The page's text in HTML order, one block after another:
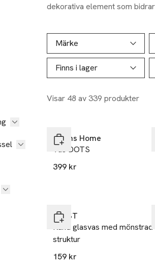
dekorativa element som
Hoppa till produktsidan
Märke
Finns i lager
Visar 48 av 339 produkter
Lista över produkter
Åhléns Home
Vas DOTS
399 kr
ERNST
Rund glasvas med mönstrad
struktur
159 kr